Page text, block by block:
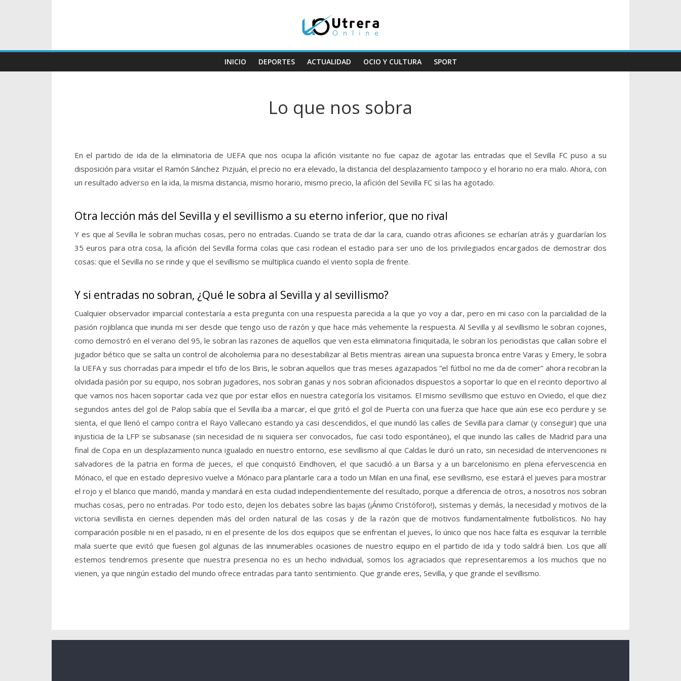
INICIO DEPORTES ACTUALIDAD OCIO Y CULTURA SPORT
Lo que nos sobra
En el partido de ida de la eliminatoria de UEFA que nos ocupa la afición visitante no fue capaz de agotar las entradas que el Sevilla FC puso a su
disposición para visitar el Ramón Sánchez Pizjuán, el precio no era elevado, la distancia del desplazamiento tampoco y el horario no era malo. Ahora, con
un resultado adverso en la ida, la misma distancia, mismo horario, mismo precio, la afición del Sevilla FC si las ha agotado.
Otra lección más del Sevilla y el sevillismo a su eterno inferior, que no rival
Y es que al Sevilla le sobran muchas cosas, pero no entradas. Cuando se trata de dar la cara, cuando otras aficiones se echarían atrás y guardarían los
35 euros para otra cosa, la afición del Sevilla forma colas que casi rodean el estadio para ser uno de los privilegiados encargados de demostrar dos
cosas: que el Sevilla no se rinde y que el sevillismo se multiplica cuando el viento sopla de frente.
Y si entradas no sobran, ¿Qué le sobra al Sevilla y al sevillismo?
Cualquier observador imparcial contestaría a esta pregunta con una respuesta parecida a la que yo voy a dar, pero en mi caso con la parcialidad de la
pasión rojiblanca que inunda mi ser desde que tengo uso de razón y que hace más vehemente la respuesta. Al Sevilla y al sevillismo le sobran cojones,
como demostró en el verano del 95, le sobran las razones de aquellos que ven esta eliminatoria finiquitada, le sobran los periodistas que callan sobre el
jugador bético que se salta un control de alcoholemia para no desestabilizar al Betis mientras airean una supuesta bronca entre Varas y Emery, le sobra
la UEFA y sus chorradas para impedir el tifo de los Biris, le sobran aquellos que tras meses agazapados “el fútbol no me da de comer” ahora recobran la
olvidada pasión por su equipo, nos sobran jugadores, nos sobran ganas y nos sobran aficionados dispuestos a soportar lo que en el recinto deportivo al
que vamos nos hacen soportar cada vez que por estar ellos en nuestra categoría los visitamos. El mismo sevillismo que estuvo en Oviedo, el que diez
segundos antes del gol de Palop sabía que el Sevilla iba a marcar, el que gritó el gol de Puerta con una fuerza que hace que aún ese eco perdure y se
sienta, el que llenó el campo contra el Rayo Vallecano estando ya casi descendidos, el que inundó las calles de Sevilla para clamar (y conseguir) que una
injusticia de la LFP se subsanase (sin necesidad de ni siquiera ser convocados, fue casi todo espontáneo), el que inundo las calles de Madrid para una
final de Copa en un desplazamiento nunca igualado en nuestro entorno, ese sevillismo al que Caldas le duró un rato, sin necesidad de intervenciones ni
salvadores de la patria en forma de jueces, el que conquistó Eindhoven, el que sacudió a un Barsa y a un barcelonismo en plena efervescencia en
Mónaco, el que en estado depresivo vuelve a Mónaco para plantarle cara a todo un Milan en una final, ese sevillismo, ese estará el jueves para mostrar
el rojo y el blanco que mandó, manda y mandará en esta ciudad independientemente del resultado, porque a diferencia de otros, a nosotros nos sobran
muchas cosas, pero no entradas. Por todo esto, dejen los debates sobre las bajas (¡Ánimo Cristóforo!), sistemas y demás, la necesidad y motivos de la
victoria sevillista en ciernes dependen más del orden natural de las cosas y de la razón que de motivos fundamentalmente futbolísticos. No hay
comparación posible ni en el pasado, ni en el presente de los dos equipos que se enfrentan el jueves, lo único que nos hace falta es esquivar la terrible
mala suerte que evitó que fuesen gol algunas de las innumerables ocasiones de nuestro equipo en el partido de ida y todo saldrá bien. Los que allí
estemos tendremos presente que nuestra presencia no es un hecho individual, somos los agraciados que representaremos a los muchos que no
vienen, ya que ningún estadio del mundo ofrece entradas para tanto sentimiento. Que grande eres, Sevilla, y que grande el sevillismo.